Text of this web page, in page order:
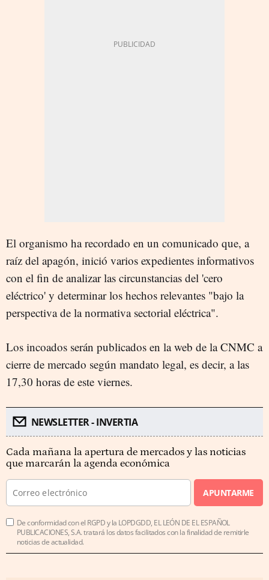
El organismo ha recordado en un comunicado que, a
raíz del apagón, inició varios expedientes informativos
con el fin de analizar las circunstancias del 'cero
eléctrico' y determinar los hechos relevantes "bajo la
perspectiva de la normativa sectorial eléctrica".
Los incoados serán publicados en la web de la CNMC a
cierre de mercado según mandato legal, es decir, a las
17,30 horas de este viernes.
NEWSLETTER - INVERTIA
Cada mañana la apertura de mercados y las noticias
que marcarán la agenda económica
APUNTARME
De conformidad con el RGPD y la LOPDGDD, EL LEÓN DE EL ESPAÑOL
PUBLICACIONES, S.A. tratará los datos facilitados con la finalidad de remitirle
noticias de actualidad.